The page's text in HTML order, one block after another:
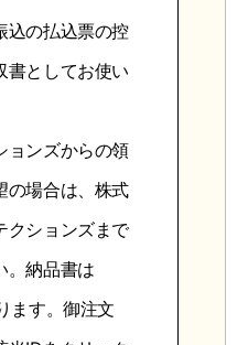
込の払込票の控
書としてお使い
ョンズからの領
の場合は、株式
クションズまで
。納品書は
ます。御注文